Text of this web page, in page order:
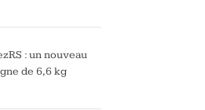
: un nouveau
de 6,6 kg